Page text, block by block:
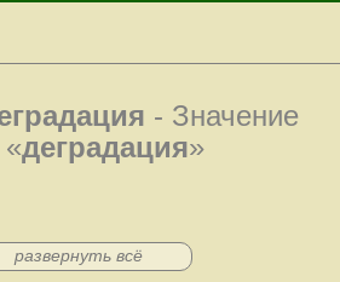
- Значение
деградация»
развернуть всё